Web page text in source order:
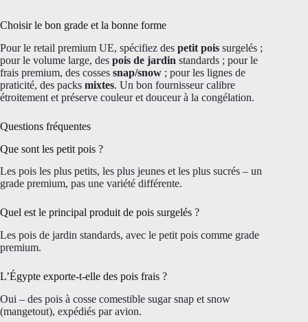
Choisir le bon grade et la bonne forme
Pour le retail premium UE, spécifiez des petit pois surgelés ;
pour le volume large, des pois de jardin standards ; pour le
frais premium, des cosses snap/snow ; pour les lignes de
praticité, des packs mixtes. Un bon fournisseur calibre
étroitement et préserve couleur et douceur à la congélation.
Questions fréquentes
Que sont les petit pois ?
Les pois les plus petits, les plus jeunes et les plus sucrés – un
grade premium, pas une variété différente.
Quel est le principal produit de pois surgelés ?
Les pois de jardin standards, avec le petit pois comme grade
premium.
L’Égypte exporte-t-elle des pois frais ?
Oui – des pois à cosse comestible sugar snap et snow
(mangetout), expédiés par avion.